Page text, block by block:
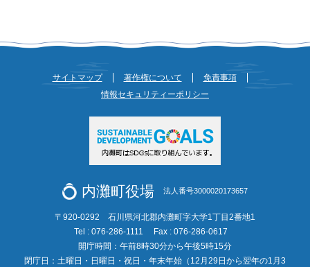
サイトマップ 著作権について
免責事項
情報セキュリティーポリシー
内灘町役場 法人番号3000020173657
〒920-0292 石川県河北郡内灘町字大学1丁目2番地1
Tel : 076-286-1111
Fax : 076-286-0617
開庁時間：午前8時30分から午後5時15分
閉庁日：土曜日・日曜日・祝日・年末年始（12月29日から翌年の1月3